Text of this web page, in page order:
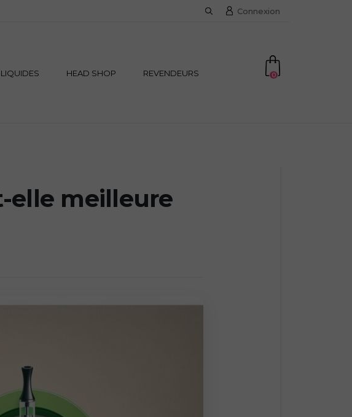
Connexion
HEAD SHOP REVENDEURS 0
elle meilleure